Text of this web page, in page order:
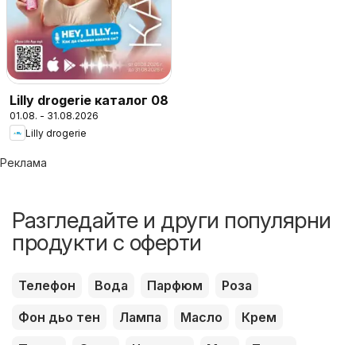
Lilly drogerie каталог 08
01.08. - 31.08.2026
Lilly drogerie
Реклама
Разгледайте и други популярни
продукти с оферти
Телефон Вода Парфюм
Роза
Фон дьо тен
Лампа Масло
Крем